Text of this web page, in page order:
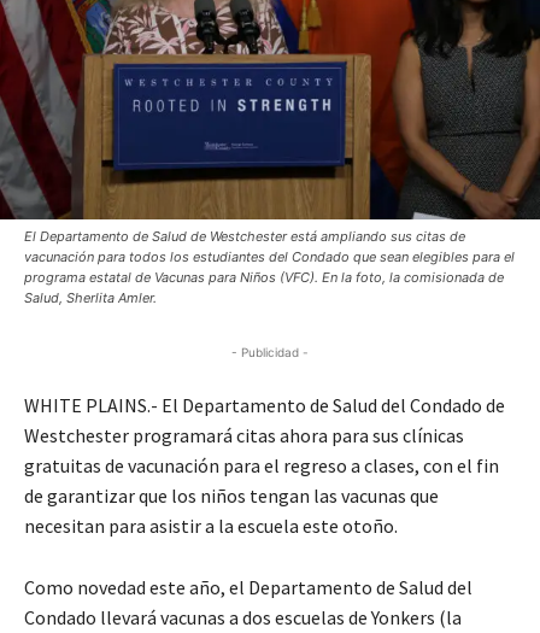
El Departamento de Salud de Westchester está ampliando sus citas de
vacunación para todos los estudiantes del Condado que sean elegibles para el
programa estatal de Vacunas para Niños (VFC). En la foto, la comisionada de
Salud, Sherlita Amler.
- Publicidad -
WHITE PLAINS.- El Departamento de Salud del Condado de
Westchester programará citas ahora para sus clínicas
gratuitas de vacunación para el regreso a clases, con el fin
de garantizar que los niños tengan las vacunas que
necesitan para asistir a la escuela este otoño.
Como novedad este año, el Departamento de Salud del
Condado llevará vacunas a dos escuelas de Yonkers (la